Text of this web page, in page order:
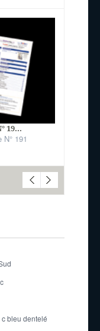
19...
191
c bleu dentelé